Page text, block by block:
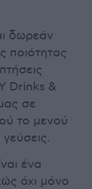
δωρεάν
ποιότητας
Drinks &
σε
το μενού
ένα
όχι μόνο